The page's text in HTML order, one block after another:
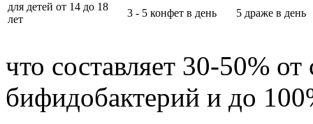
для детей от 14 до 18
лет
3 - 5 конфет в день 5 драже в день
что составляет 30-50%
бифидобактерий и до